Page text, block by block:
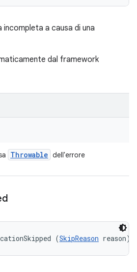
incompleta a causa di una
dal framework
Throwable dell'errore
(SkipReason reason)